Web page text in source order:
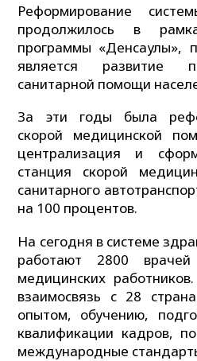
Реформирование
продолжилось в
программы «Денсаулық»,
является развитие
санитарной помощи
За эти годы была
скорой медицинской
централизация и
станция скорой
санитарного
на 100 процентов.
На сегодня в системе
работают 2800
медицинских
взаимосвязь с 28
опытом, обучению,
квалификации кадров,
международные